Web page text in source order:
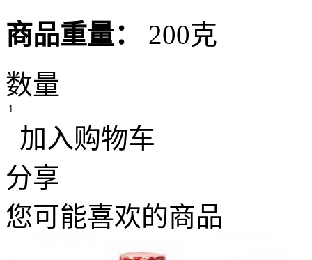
商品重量：
200克
数量
加入购物车
分享
您可能喜欢的商品